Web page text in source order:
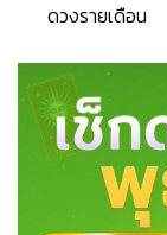
ดวงรายเดือน